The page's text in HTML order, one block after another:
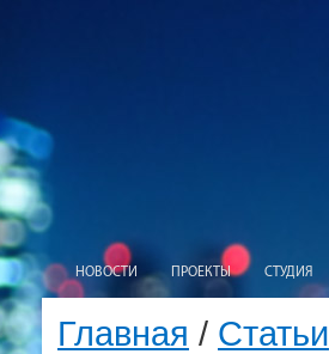
НОВОСТИ ПРОЕКТЫ СТУДИЯ
Главная / Статьи